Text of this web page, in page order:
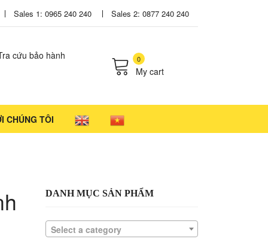
Sales 1: 0965 240 240 Sales 2: 0877 240 240
cứu bảo hành 0
My cart
CHÚNG TÔI
DANH MỤC SẢN PHẨM
Select a category